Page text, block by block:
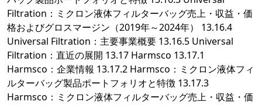
Filtration：ミクロン液体フィルターバッグ売上・収益・価
格およびグロスマージン（2019年～2024年） 13.16.4
Universal Filtration：主要事業概要 13.16.5 Universal
Filtration：直近の展開 13.17 Harmsco 13.17.1
Harmsco：企業情報 13.17.2 Harmsco：ミクロン液体フィ
ルターバッグ製品ポートフォリオと特徴 13.17.3
Harmsco：ミクロン液体フィルターバッグ売上・収益・価